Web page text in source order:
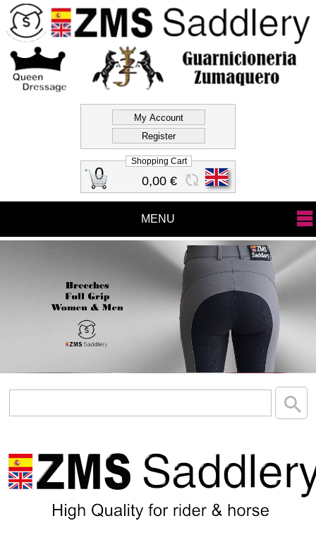
ZMS Saddlery
Official Store Zms
Saddlery
0 0,00 €
Shopping Cart
MENU